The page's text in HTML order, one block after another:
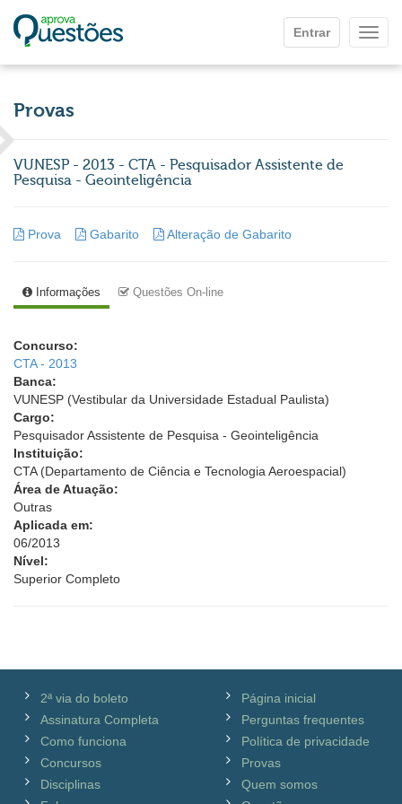
Entrar
Provas
VUNESP - 2013 - CTA - Pesquisador Assistente de
Pesquisa - Geointeligência
Prova Gabarito Alteração de Gabarito
Informações Questões On-line
Concurso:
CTA - 2013
Banca:
VUNESP (Vestibular da Universidade Estadual Paulista)
Cargo:
Pesquisador Assistente de Pesquisa - Geointeligência
Instituição:
CTA (Departamento de Ciência e Tecnologia Aeroespacial)
Área de Atuação:
Outras
Aplicada em:
06/2013
Nível:
Superior Completo
2ª via do boleto
Assinatura Completa
Como funciona
Concursos
Disciplinas
Página inicial
Perguntas frequentes
Política de privacidade
Provas
Quem somos